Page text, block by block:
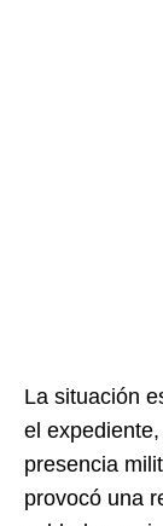
La situación
el
presencia
provocó una